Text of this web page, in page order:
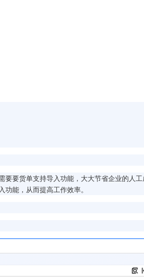
要要货单支持导入功能，大大节省企业的人
能，从而提高工作效率。